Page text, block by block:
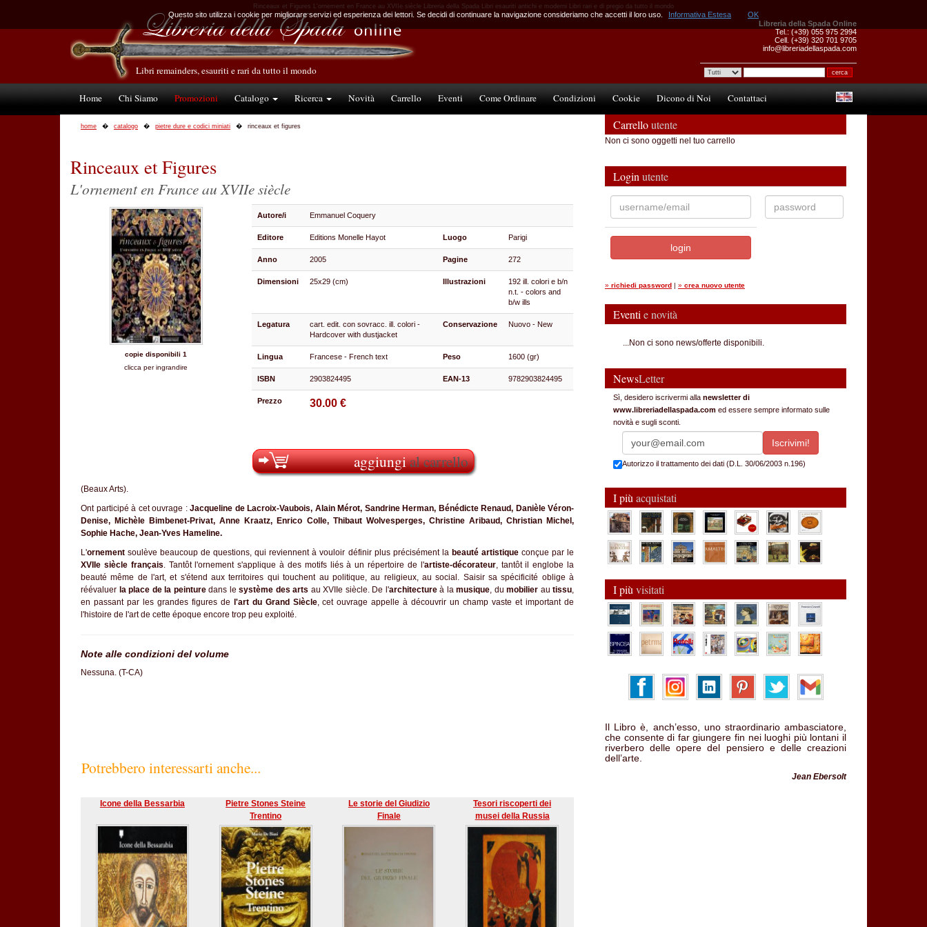
Rinceaux et Figures L'ornement en France au XVIIe siècle Libreria della Spada Libri esauriti antichi e moderni Libri rari e di pregio da tutto il mondo
Libreria della Spada Online
Tel.: (+39) 055 975 2994
Cell. (+39) 320 701 9705
info@libreriadellaspada.com
Libri remainders, esauriti e rari da tutto il mondo
Home Chi Siamo Promozioni Catalogo Ricerca Novità Carrello Eventi Come Ordinare Condizioni Cookie Dicono di Noi Contattaci
home catalogo pietre dure e codici miniati rinceaux et figures
Rinceaux et Figures
L'ornement en France au XVIIe siècle
copie disponibili 1
clicca per ingrandire
Autore/i Emmanuel Coquery
Editore Editions Monelle Hayot Luogo Parigi
Anno 2005 Pagine 272
Dimensioni 25x29 (cm) Illustrazioni
192 ill. colori e b/n
n.t. - colors and
b/w ills
Legatura
cart. edit. con sovracc. ill. colori -
Hardcover with dustjacket
Conservazione Nuovo - New
Lingua Francese - French text Peso 1600 (gr)
ISBN 2903824495 EAN-13 9782903824495
Prezzo 30.00 €
aggiungial carrello
(Beaux Arts).
Ont participé à cet ouvrage : Jacqueline de Lacroix-Vaubois, Alain Mérot, Sandrine Herman, Bénédicte Renaud, Danièle Véron-
Denise, Michèle Bimbenet-Privat, Anne Kraatz, Enrico Colle, Thibaut Wolvesperges, Christine Aribaud, Christian Michel,
Sophie Hache, Jean-Yves Hameline.
L'ornementsoulève beaucoup de questions, qui reviennent à vouloir définir plus précisément la beauté artistiqueconçue par le
XVIIe siècle français. Tantôt l'ornement s'applique à des motifs liés à un répertoire de l'artiste-décorateur, tantôt il englobe la
beauté même de l'art, et s'étend aux territoires qui touchent au politique, au religieux, au social. Saisir sa spécificité oblige à
réévaluer la place de la peinturedans le système des arts au XVIIe siècle. De l'architectureà la musique, du mobilier au tissu,
en passant par les grandes figures de
l'art du Grand Siècle, cet ouvrage appelle à découvrir un champ vaste et important de
l'histoire de l'art de cette époque encore trop peu exploité.
Note alle condizioni del volume
Nessuna. (T-CA)
Potrebbero interessarti anche...
Icone della Bessarbia
Pietre Stones Steine
Trentino
Le storie del Giudizio
Finale
Tesori riscoperti dei
musei della Russia
Carrelloutente
Non ci sono oggetti nel tuo carrello
Login utente
» richiedi password | » crea nuovo utente
Eventi e novità
...Non ci sono news/offerte disponibili.
NewsLetter
Sì, desidero iscrivermi alla newsletter di
www.libreriadellaspada.com ed essere sempre informato sulle
novità e sugli sconti.
Autorizzo il trattamento dei dati (D.L. 30/06/2003 n.196)
I più acquistati
I più visitati
Il Libro è, anch’esso, uno straordinario ambasciatore,
che consente di far giungere fin nei luoghi più lontani il
riverbero delle opere del pensiero e delle creazioni
dell’arte.
Jean Ebersolt
Questo sito utilizza i cookie per migliorare servizi ed esperienza dei lettori. Se decidi di continuare la navigazione consideriamo che accetti il loro uso. Informativa Estesa OK